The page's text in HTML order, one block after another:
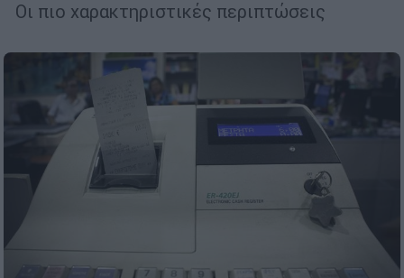
Οι πιο χαρακτηριστικές περιπτώσεις